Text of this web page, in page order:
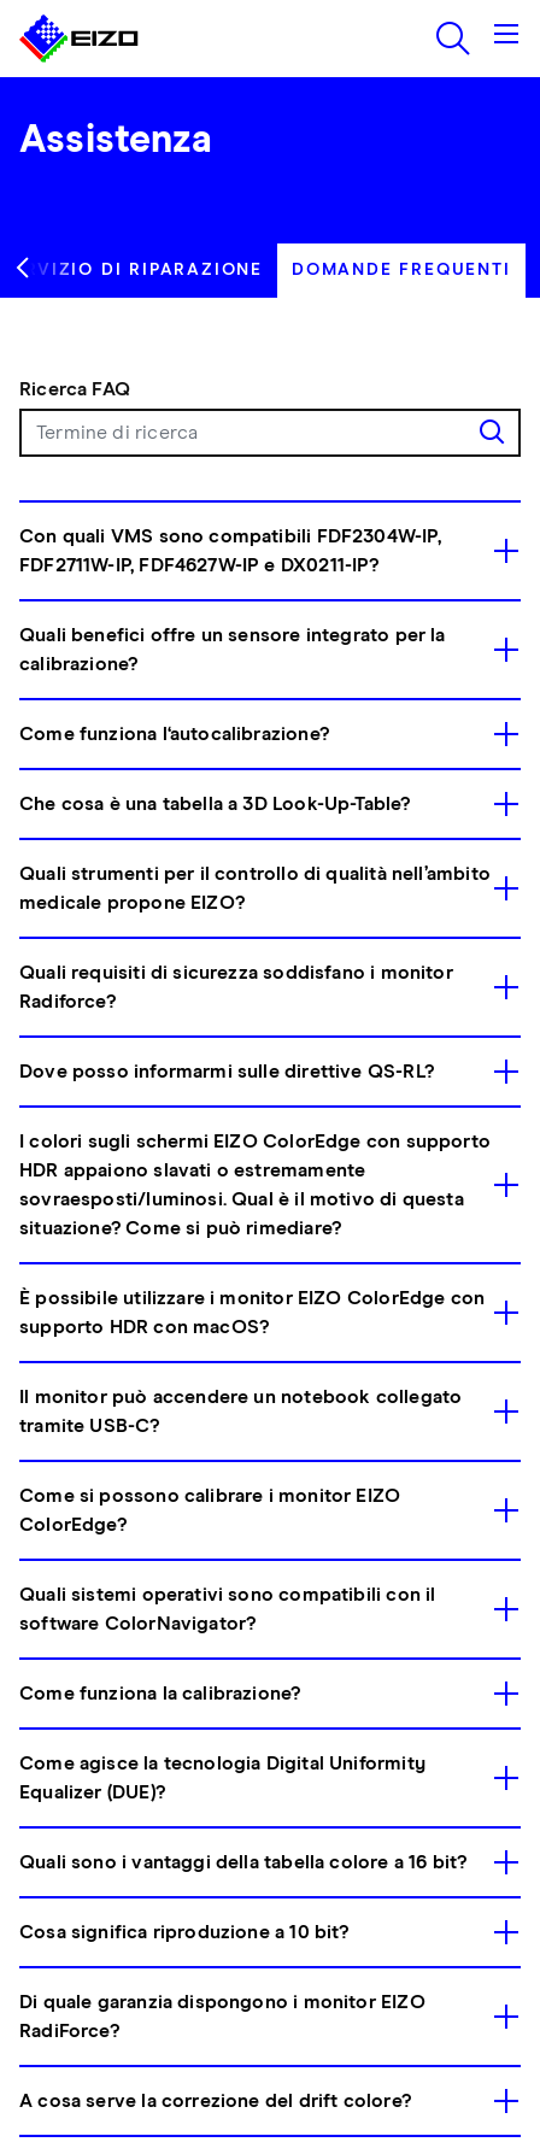
Assistenza
SERVIZIO DI RIPARAZIONE DOMANDE FREQUENTI
Ricerca FAQ
Con quali VMS sono compatibili FDF2304W-IP,
FDF2711W-IP, FDF4627W-IP e DX0211-IP?
Quali benefici offre un sensore integrato per la
calibrazione?
Come funziona l‘autocalibrazione?
Che cosa è una tabella a 3D Look-Up-Table?
Quali strumenti per il controllo di qualità nell’ambito
medicale propone EIZO?
Quali requisiti di sicurezza soddisfano i monitor
Radiforce?
Dove posso informarmi sulle direttive QS-RL?
I colori sugli schermi EIZO ColorEdge con supporto
HDR appaiono slavati o estremamente
sovraesposti/luminosi. Qual è il motivo di questa
situazione? Come si può rimediare?
È possibile utilizzare i monitor EIZO ColorEdge con
supporto HDR con macOS?
Il monitor può accendere un notebook collegato
tramite USB-C?
Come si possono calibrare i monitor EIZO
ColorEdge?
Quali sistemi operativi sono compatibili con il
software ColorNavigator?
Come funziona la calibrazione?
Come agisce la tecnologia Digital Uniformity
Equalizer (DUE)?
Quali sono i vantaggi della tabella colore a 16 bit?
Cosa significa riproduzione a 10 bit?
Di quale garanzia dispongono i monitor EIZO
RadiForce?
A cosa serve la correzione del drift colore?